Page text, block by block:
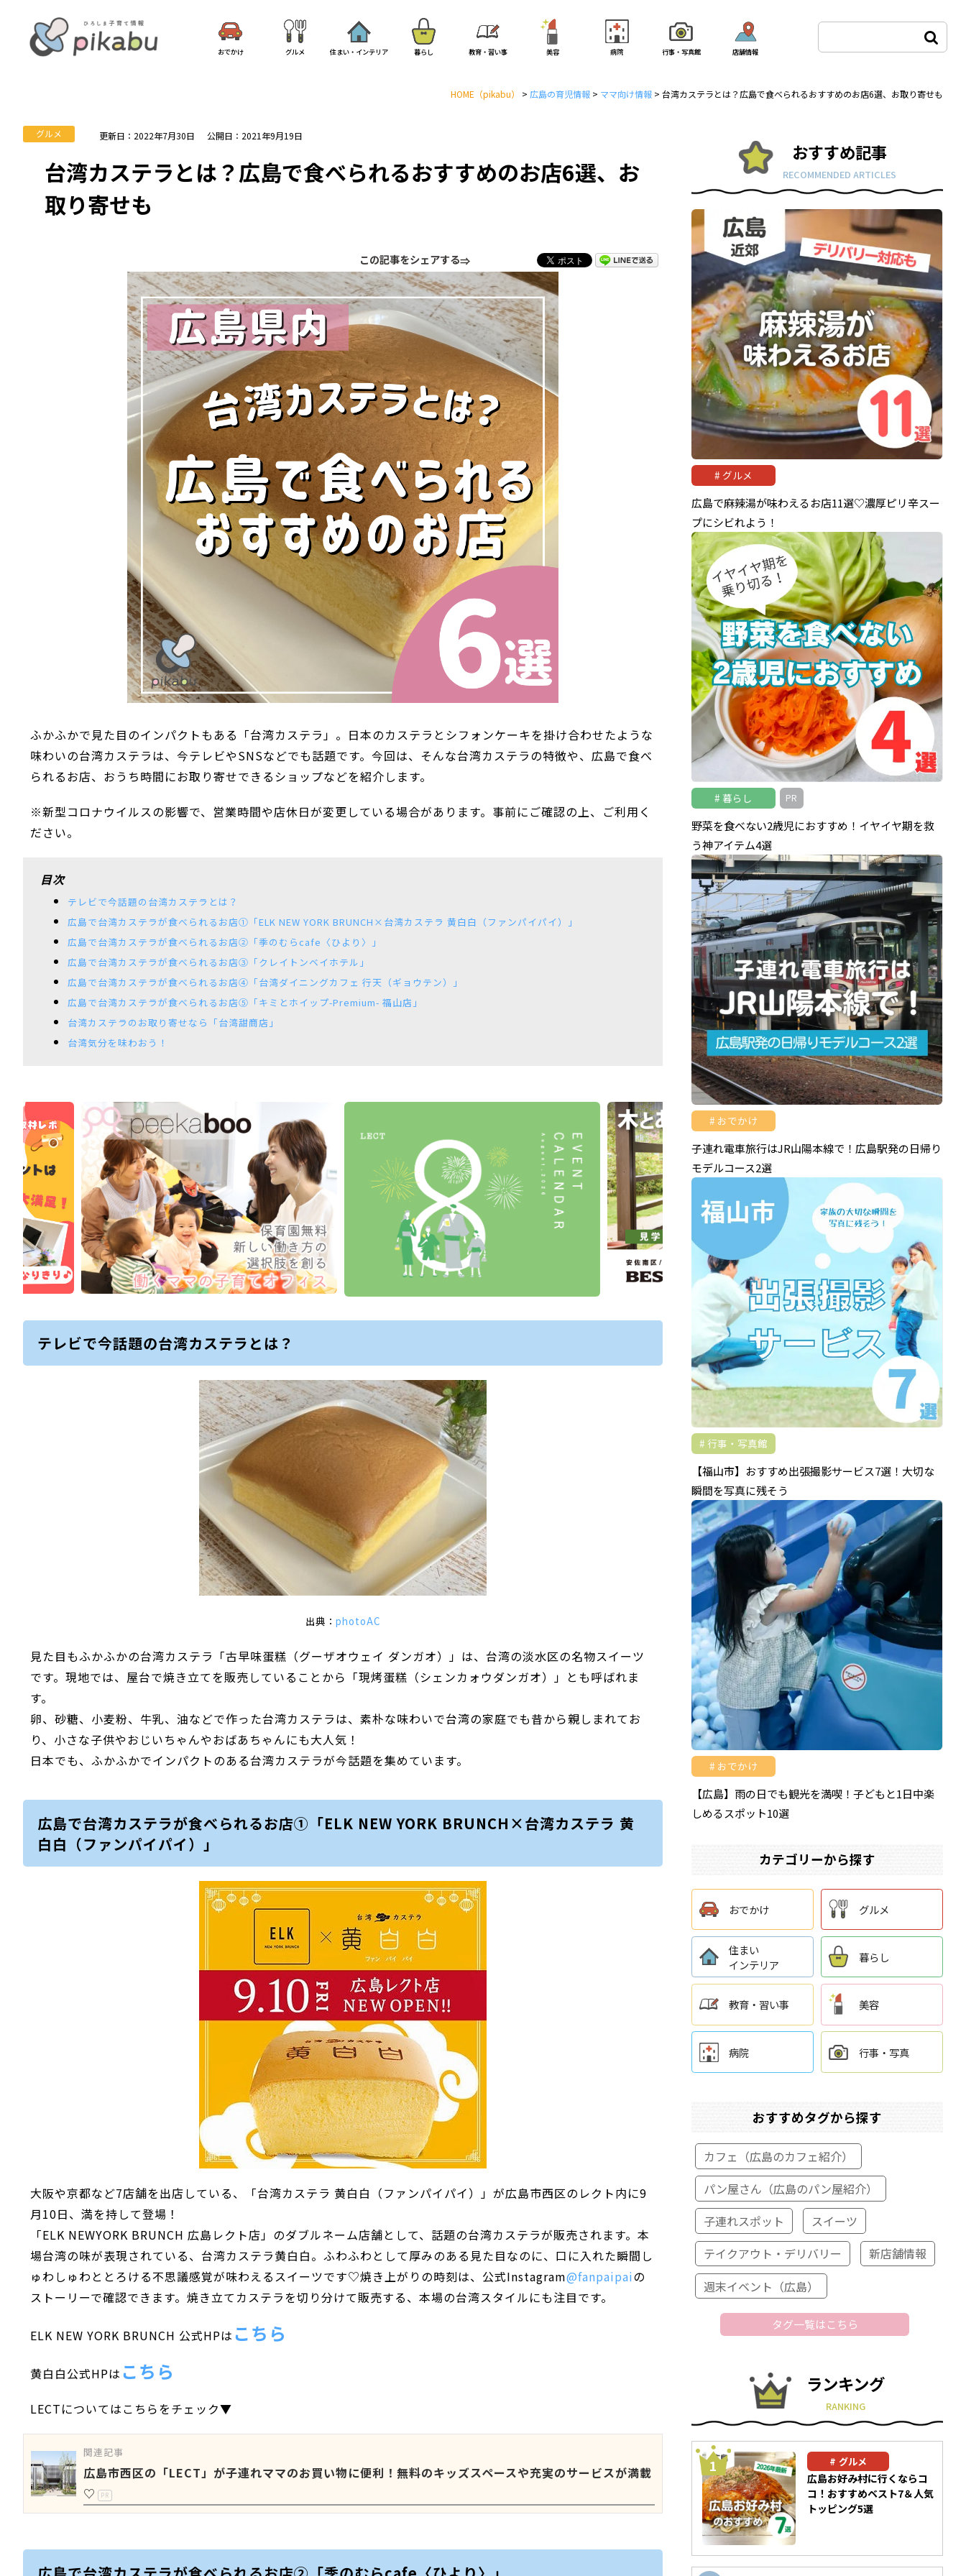
おでかけ グルメ 住まい・インテリア 暮らし 教育・習い事 美容 病院 行事・写真館 店舗情報
HOME （pikabu） > 広島の育児情報 > ママ向け情報 > 台湾カステラとは？広島で食べられるおすすめのお店6選、お取り寄せも
グルメ 更新日：2022年7月30日 公開日：2021年9月19日
台湾カステラとは？広島で食べられるおすすめのお店6選、お
取り寄せも
この記事をシェアする
ふかふかで見た目のインパクトもある「台湾カステラ」。日本のカステラとシフォンケーキを掛け合わせたような
味わいの台湾カステラは、今テレビやSNSなどでも話題です。今回は、そんな台湾カステラの特徴や、広島で食べ
られるお店、おうち時間にお取り寄せできるショップなどを紹介します。
※新型コロナウイルスの影響で、営業時間や店休日が変更している場合があります。事前にご確認の上、ご利用く
ださい。
目次
テレビで今話題の台湾カステラとは？
広島で台湾カステラが食べられるお店①「ELK NEW YORK BRUNCH×台湾カステラ 黄白白（ファンパイパイ）」
広島で台湾カステラが食べられるお店②「季のむらcafe〈ひより〉」
広島で台湾カステラが食べられるお店③「クレイトンベイホテル」
広島で台湾カステラが食べられるお店④「台湾ダイニングカフェ 行天（ギョウテン）」
広島で台湾カステラが食べられるお店⑤「キミとホイップ-Premium- 福山店」
台湾カステラのお取り寄せなら「台湾甜商店」
台湾気分を味わおう！
テレビで今話題の台湾カステラとは？
出典： photoAC
見た目もふかふかの台湾カステラ「古早味蛋糕（グーザオウェイ ダンガオ）」は、台湾の淡水区の名物スイーツ
です。現地では、屋台で焼き立てを販売していることから「現烤蛋糕（シェンカォウダンガオ）」とも呼ばれま
す。
卵、砂糖、小麦粉、牛乳、油などで作った台湾カステラは、素朴な味わいで台湾の家庭でも昔から親しまれてお
り、小さな子供やおじいちゃんやおばあちゃんにも大人気！
日本でも、ふかふかでインパクトのある台湾カステラが今話題を集めています。
広島で台湾カステラが食べられるお店①「ELK NEW YORK BRUNCH×台湾カステラ 黄
白白（ファンパイパイ）」
大阪や京都など7店舗を出店している、「台湾カステラ 黄白白（ファンパイパイ）」が広島市西区のレクト内に9
月10日、満を持して登場！
「ELK NEWYORK BRUNCH 広島レクト店」のダブルネーム店舗として、話題の台湾カステラが販売されます。本
場台湾の味が表現されている、台湾カステラ黄白白。ふわふわとして厚みのある見た目なのに、口に入れた瞬間し
ゅわしゅわととろける不思議感覚が味わえるスイーツです♡焼き上がりの時刻は、公式Instagram@fanpaipaiの
ストーリーで確認できます。焼き立てカステラを切り分けて販売する、本場の台湾スタイルにも注目です。
ELK NEW YORK BRUNCH 公式HPは こちら
黄白白公式HPは こちら
LECTについてはこちらをチェック▼
関連記事
広島市西区の「LECT」が子連れママのお買い物に便利！無料のキッズスペースや充実のサービスが満載
♡
PR
おすすめ記事
RECOMMENDED ARTICLES
グルメ
広島で麻辣湯が味わえるお店11選♡濃厚ピリ辛スー
プにシビれよう！
暮らし PR
野菜を食べない2歳児におすすめ！イヤイヤ期を救
う神アイテム4選
おでかけ
子連れ電車旅行はJR山陽本線で！広島駅発の日帰り
モデルコース2選
行事・写真館
【福山市】おすすめ出張撮影サービス7選！大切な
瞬間を写真に残そう
おでかけ
【広島】雨の日でも観光を満喫！子どもと1日中楽
しめるスポット10選
カテゴリーから探す
おでかけ グルメ
住まい
インテリア
暮らし
教育・習い事 美容
病院 行事・写真
おすすめタグから探す
カフェ（広島のカフェ紹介）
パン屋さん（広島のパン屋紹介）
子連れスポット
スイーツ
テイクアウト・デリバリー
新店舗情報
週末イベント（広島）
タグ一覧はこちら
ランキング
RANKING
グルメ
広島お好み村に行くならコ
コ！おすすめベスト7＆人気
トッピング5選